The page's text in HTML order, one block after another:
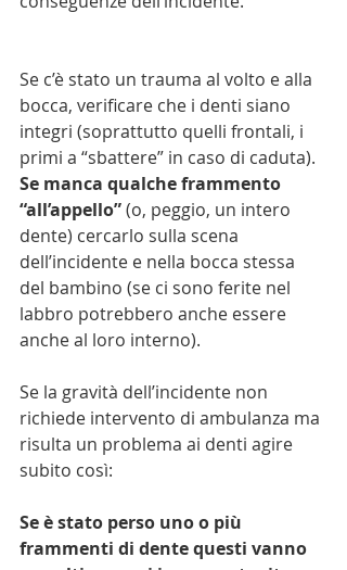
Se c’è stato un trauma al volto e alla
bocca, verificare che i denti siano
integri (soprattutto quelli frontali, i
primi a “sbattere” in caso di caduta).
Se manca qualche frammento
“all’appello” (o, peggio, un intero
dente) cercarlo sulla scena
dell’incidente e nella bocca stessa
del bambino (se ci sono ferite nel
labbro potrebbero anche essere
anche al loro interno).
Se la gravità dell’incidente non
richiede intervento di ambulanza ma
risulta un problema ai denti agire
subito così:
Se è stato perso uno o più
frammenti di dente questi vanno